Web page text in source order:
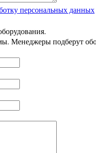
персональных данных
Менеджеры подберут